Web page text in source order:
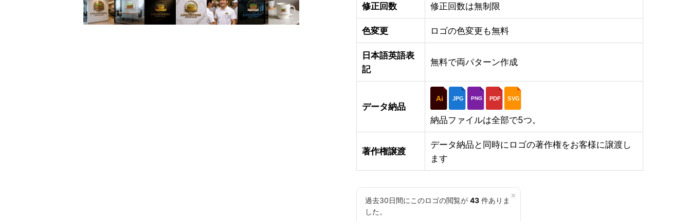
修正回数 修正回数は無制限
色変更 ロゴの色変更も無料
日本語英語表
記
無料で両パターン作成
データ納品
Ai JPG PNG PDF SVG
納品ファイルは全部で5つ。
著作権譲渡
データ納品と同時にロゴの著作権をお客様に譲渡し
ます
×
過去30日間にこのロゴの閲覧が 43 件ありま
した。